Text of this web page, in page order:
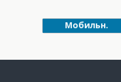
Мобильн.